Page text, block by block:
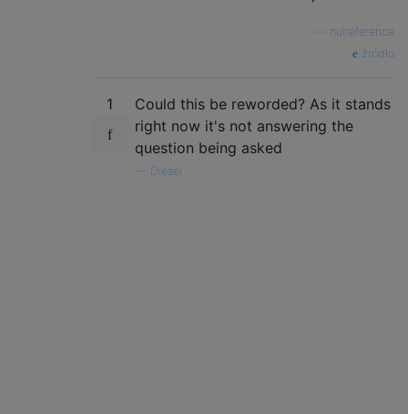
nulreference
źródło
1
Could this be reworded? As it stands
right now it's not answering the
question being asked
Diesel